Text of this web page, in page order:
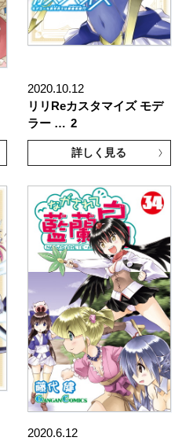
2020.10.12
リリReカスタマイズ モデ
ラー … 2
詳しく見る
2020.6.12